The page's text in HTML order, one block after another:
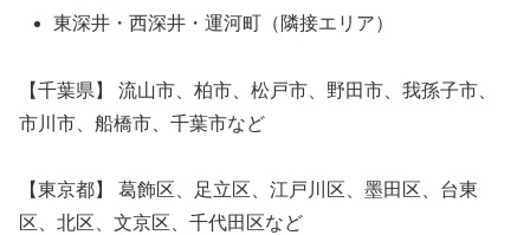
東深井・西深井・運河町（隣接エリア）
【千葉県】 流山市、柏市、松戸市、野田市、我孫子市、
市川市、船橋市、千葉市など
【東京都】 葛飾区、足立区、江戸川区、墨田区、台東
区、北区、文京区、千代田区など